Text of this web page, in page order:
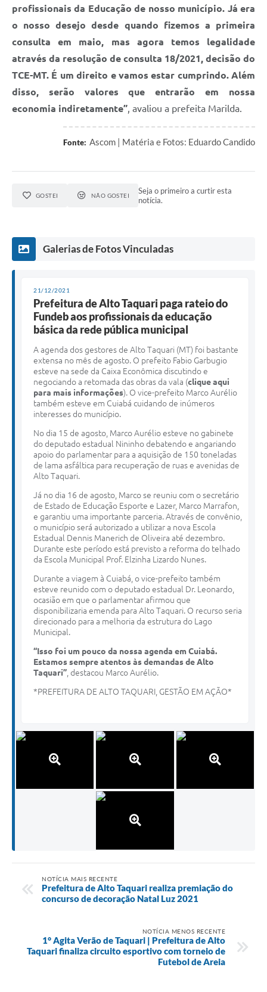
profissionais da Educação de nosso município. Já era
o nosso desejo desde quando fizemos a primeira
consulta em maio, mas agora temos legalidade
através da resolução de consulta 18/2021, decisão do
TCE-MT. É um direito e vamos estar cumprindo. Além
disso, serão valores que entrarão em nossa
economia indiretamente” , avaliou a prefeita Marilda.
Fonte: Ascom | Matéria e Fotos: Eduardo Candido
GOSTEI NÃO GOSTEI
Seja o primeiro a curtir esta
notícia.
Galerias de Fotos Vinculadas
21/12/2021
Prefeitura de Alto Taquari paga rateio do
Fundeb aos profissionais da educação
básica da rede pública municipal
A agenda dos gestores de Alto Taquari (MT) foi bastante
extensa no mês de agosto. O prefeito Fabio Garbugio
esteve na sede da Caixa Econômica discutindo e
negociando a retomada das obras da vala (clique aqui
para mais informações). O vice-prefeito Marco Aurélio
também esteve em Cuiabá cuidando de inúmeros
interesses do município.
No dia 15 de agosto, Marco Aurélio esteve no gabinete
do deputado estadual Nininho debatendo e angariando
apoio do parlamentar para a aquisição de 150 toneladas
de lama asfáltica para recuperação de ruas e avenidas de
Alto Taquari.
Já no dia 16 de agosto, Marco se reuniu com o secretário
de Estado de Educação Esporte e Lazer, Marco Marrafon,
e garantiu uma importante parceria. Através de convênio,
o município será autorizado a utilizar a nova Escola
Estadual Dennis Manerich de Oliveira até dezembro.
Durante este período está previsto a reforma do telhado
da Escola Municipal Prof. Elzinha Lizardo Nunes.
Durante a viagem à Cuiabá, o vice-prefeito também
esteve reunido com o deputado estadual Dr. Leonardo,
ocasião em que o parlamentar afirmou que
disponibilizaria emenda para Alto Taquari. O recurso seria
direcionado para a melhoria da estrutura do Lago
Municipal.
“Isso foi um pouco da nossa agenda em Cuiabá.
Estamos sempre atentos às demandas de Alto
Taquari” , destacou Marco Aurélio.
*PREFEITURA DE ALTO TAQUARI, GESTÃO EM AÇÃO*
NOTÍCIA MAIS RECENTE
Prefeitura de Alto Taquari realiza premiação do
concurso de decoração Natal Luz 2021
NOTÍCIA MENOS RECENTE
1° Agita Verão de Taquari | Prefeitura de Alto
Taquari finaliza circuito esportivo com torneio de
Futebol de Areia